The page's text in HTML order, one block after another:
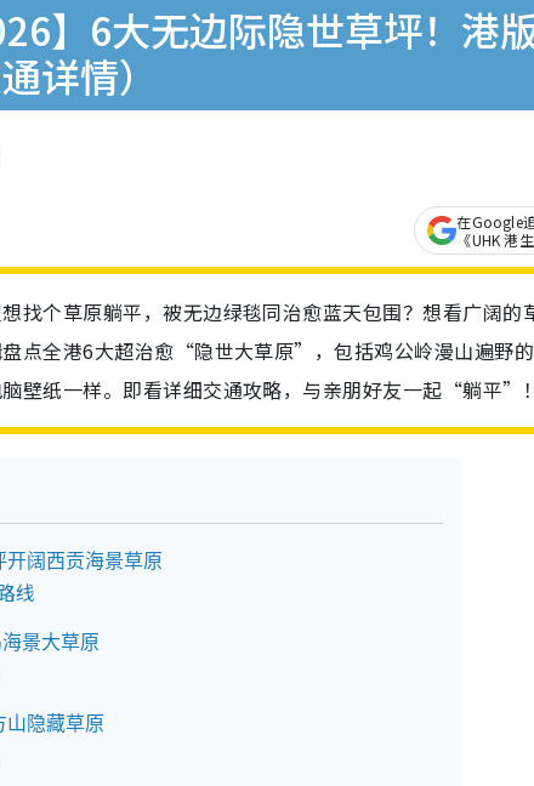
】6大无边际隐世草坪！
详情）
在Google
《UHK 港
找个草原躺平，被无边绿毯同治愈蓝天包围？想看广阔的
点全港6大超治愈“隐世大草原”，包括鸡公岭漫山遍野
壁纸一样。即看详细交通攻略，与亲朋好友一起“躺平”！
开阔西贡海景草原
线
景大草原
山隐藏草原